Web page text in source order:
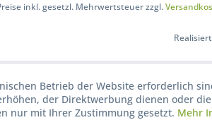
inkl. gesetzl. Mehrwertsteuer zzgl.
Betrieb der Website erforderlich
der Direktwerbung dienen oder
nur mit Ihrer Zustimmung gesetzt. Mehr